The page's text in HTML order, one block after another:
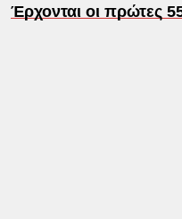
Έρχονται οι πρώτες